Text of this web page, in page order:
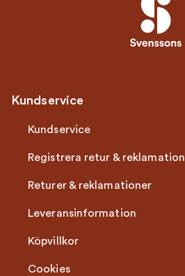
Kundservice
Kundservice
Registrera retur & reklamation
Returer & reklamationer
Leveransinformation
Köpvillkor
Cookies